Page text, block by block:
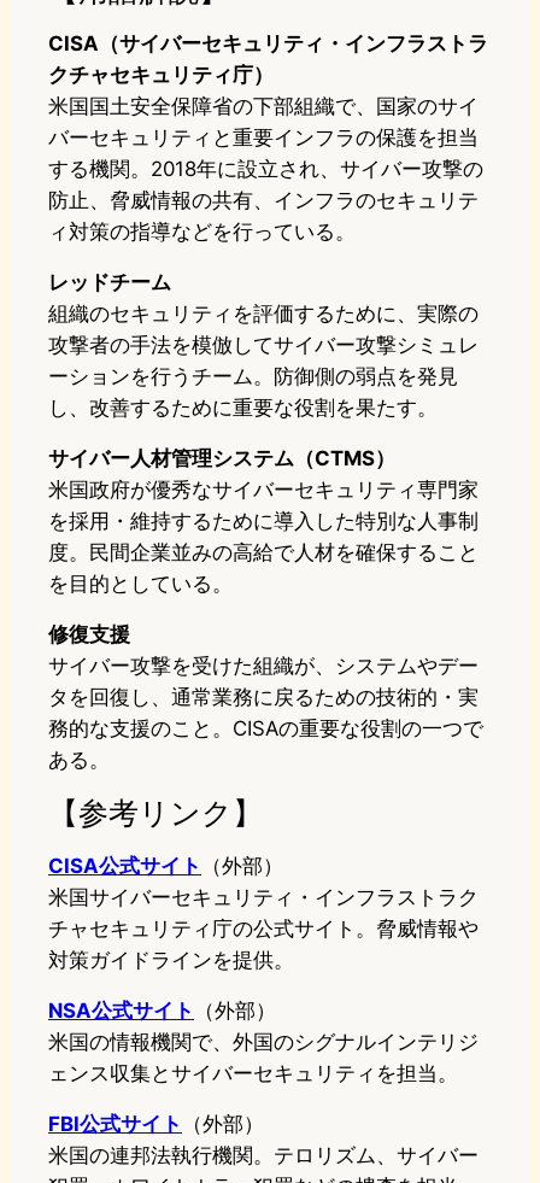
CISA（サイバーセキュリティ・インフラストラ
クチャセキュリティ庁）
米国国土安全保障省の下部組織で、国家のサイ
バーセキュリティと重要インフラの保護を担当
する機関。2018年に設立され、サイバー攻撃の
防止、脅威情報の共有、インフラのセキュリテ
ィ対策の指導などを行っている。
レッドチーム
組織のセキュリティを評価するために、実際の
攻撃者の手法を模倣してサイバー攻撃シミュレ
ーションを行うチーム。防御側の弱点を発見
し、改善するために重要な役割を果たす。
サイバー人材管理システム（CTMS）
米国政府が優秀なサイバーセキュリティ専門家
を採用・維持するために導入した特別な人事制
度。民間企業並みの高給で人材を確保すること
を目的としている。
修復支援
サイバー攻撃を受けた組織が、システムやデー
タを回復し、通常業務に戻るための技術的・実
務的な支援のこと。CISAの重要な役割の一つで
ある。
【参考リンク】
CISA公式サイト
（外部）
米国サイバーセキュリティ・インフラストラク
チャセキュリティ庁の公式サイト。脅威情報や
対策ガイドラインを提供。
NSA公式サイト
（外部）
米国の情報機関で、外国のシグナルインテリジ
ェンス収集とサイバーセキュリティを担当。
FBI公式サイト
（外部）
米国の連邦法執行機関。テロリズム、サイバー